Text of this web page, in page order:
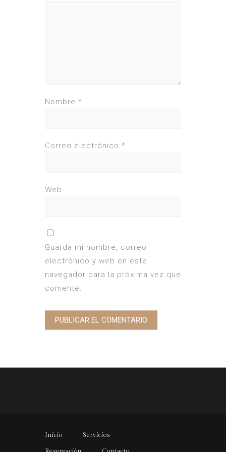
Nombre *
Correo electrónico *
Web
Guarda mi nombre, correo
electrónico y web en este
navegador para la próxima vez que
comente.
Inicio Servicios